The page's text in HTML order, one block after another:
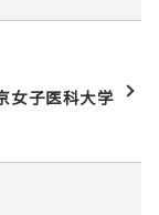
女子医科大学